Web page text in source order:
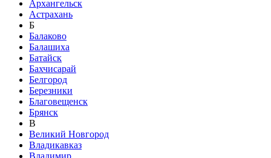
Архангельск
Астрахань
Б
Балаково
Балашиха
Батайск
Бахчисарай
Белгород
Березники
Благовещенск
Брянск
В
Великий Новгород
Владикавказ
Владимир